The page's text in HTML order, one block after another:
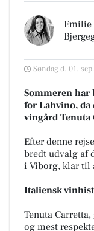
Emilie
Søndag d. 01.
Sommeren har
for Lahvino, da
vingård Tenuta
Efter denne
bredt udvalg af
i Viborg, klar til
Italiensk
Tenuta
og mest